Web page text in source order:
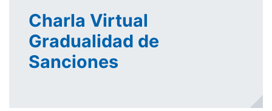
Charla Virtual
Gradualidad de
Sanciones